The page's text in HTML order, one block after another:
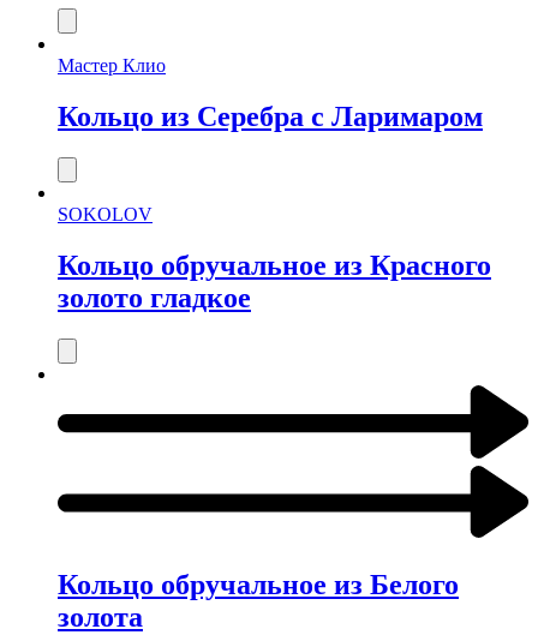
Мастер Клио
Кольцо из Серебра с Ларимаром
SOKOLOV
Кольцо обручальное из Красного
золото гладкое
Кольцо обручальное из Белого
золота